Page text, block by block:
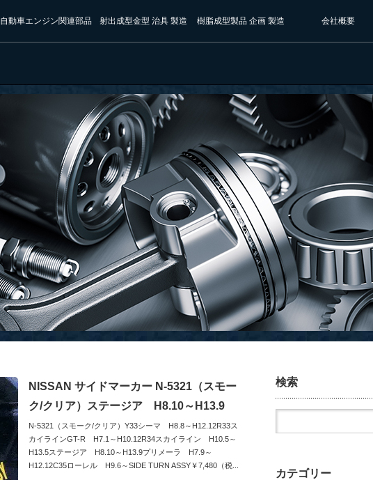
自動車エンジン関連部品 射出成型金型 治具 製造 樹脂成型製品 企画 製造 会社概要
NISSAN サイドマーカー N-5321（スモー
ク/クリア）ステージア H8.10～H13.9
N-5321（スモーク/クリア）Y33シーマ H8.8～H12.12R33ス
カイラインGT-R H7.1～H10.12R34スカイライン H10.5～
H13.5ステージア H8.10～H13.9プリメーラ H7.9～
H12.12C35ローレル H9.6～SIDE TURN ASSY￥7,480（税...
検索
カテゴリー